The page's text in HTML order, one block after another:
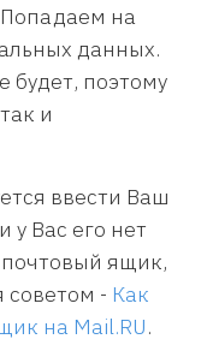
Попадаем на
данных.
будет, поэтому
и
ввести Ваш
у Вас его нет
почтовый ящик,
советом - Как
на Mail.RU.